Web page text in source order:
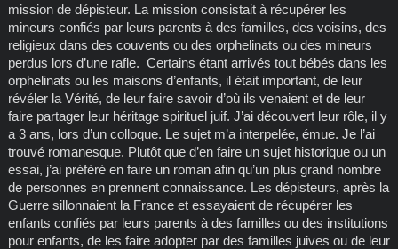
mission de dépisteur. La mission consistait à récupérer les
mineurs confiés par leurs parents à des familles, des voisins, des
religieux dans des couvents ou des orphelinats ou des mineurs
perdus lors d’une rafle. Certains étant arrivés tout bébés dans les
orphelinats ou les maisons d’enfants, il était important, de leur
révéler la Vérité, de leur faire savoir d’où ils venaient et de leur
faire partager leur héritage spirituel juif. J’ai découvert leur rôle, il y
a 3 ans, lors d’un colloque. Le sujet m’a interpelée, émue. Je l’ai
trouvé romanesque. Plutôt que d’en faire un sujet historique ou un
essai, j’ai préféré en faire un roman afin qu’un plus grand nombre
de personnes en prennent connaissance. Les dépisteurs, après la
Guerre sillonnaient la France et essayaient de récupérer les
enfants confiés par leurs parents à des familles ou des institutions
pour enfants, de les faire adopter par des familles juives ou de leur